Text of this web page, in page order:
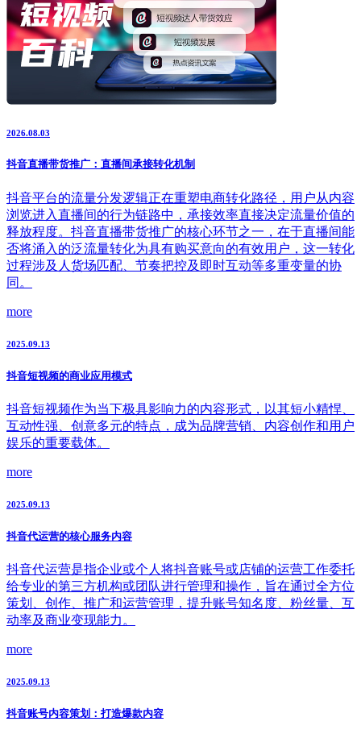
2026.08.03
抖音直播带货推广：直播间承接转化机制
抖音平台的流量分发逻辑正在重塑电商转化路径，用户从内容
浏览进入直播间的行为链路中，承接效率直接决定流量价值的
释放程度。抖音直播带货推广的核心环节之一，在于直播间能
否将涌入的泛流量转化为具有购买意向的有效用户，这一转化
过程涉及人货场匹配、节奏把控及即时互动等多重变量的协
同。
more
2025.09.13
抖音短视频的商业应用模式
抖音短视频作为当下极具影响力的内容形式，以其短小精悍、
互动性强、创意多元的特点，成为品牌营销、内容创作和用户
娱乐的重要载体。
more
2025.09.13
抖音代运营的核心服务内容
抖音代运营是指企业或个人将抖音账号或店铺的运营工作委托
给专业的第三方机构或团队进行管理和操作，旨在通过全方位
策划、创作、推广和运营管理，提升账号知名度、粉丝量、互
动率及商业变现能力。
more
2025.09.13
抖音账号内容策划：打造爆款内容